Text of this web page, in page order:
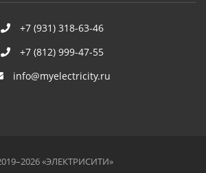
+7 (931) 318-63-46
+7 (812) 999-47-55
info@myelectricity.ru
«ЭЛЕКТРИСИТИ»